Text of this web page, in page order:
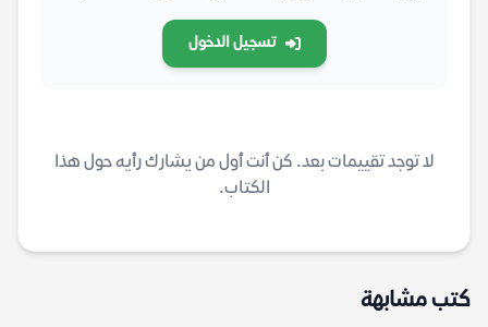
تسجيل الدخول
لا توجد تقييمات بعد. كن أنت أول من يشارك رأيه حول هذا
الكتاب.
كتب مشابهة